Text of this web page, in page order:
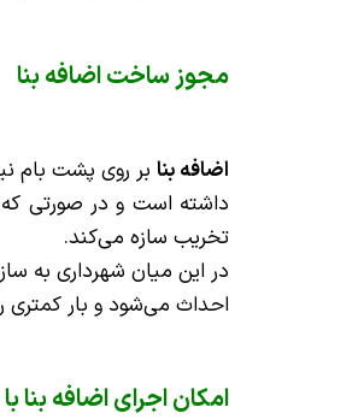
مجوز ساخت اضافه بنا
اضافه بنا بر روی پشت بام
داشته است و در صورتی که
تخریب سازه می‌کند.
در این میان شهرداری به
احداث می‌شود و بار کمتری
امکان اجرای اضافه بنا با